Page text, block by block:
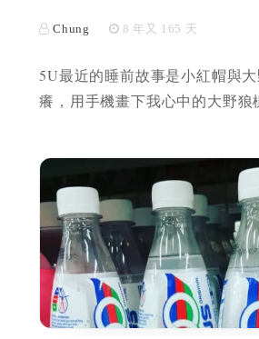
Chung 8 年又 165 天
5U最近的睡前故事是小紅帽與
癢，用手機畫下我心中的大野